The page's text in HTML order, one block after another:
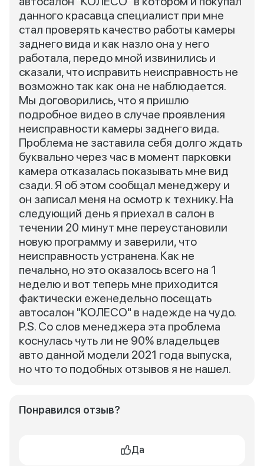
данного красавца специалист при мне
стал проверять качество работы камеры
заднего вида и как назло она у него
работала, передо мной извинились и
сказали, что исправить неисправность не
возможно так как она не наблюдается.
Мы договорились, что я пришлю
подробное видео в случае проявления
неисправности камеры заднего вида.
Проблема не заставила себя долго ждать
буквально через час в момент парковки
камера отказалась показывать мне вид
сзади. Я об этом сообщал менеджеру и
он записал меня на осмотр к технику. На
следующий день я приехал в салон в
течении 20 минут мне переустановили
новую программу и заверили, что
неисправность устранена. Как не
печально, но это оказалось всего на 1
неделю и вот теперь мне приходится
фактически еженедельно посещать
автосалон "КОЛЕСО" в надежде на чудо.
P.S. Со слов менеджера эта проблема
коснулась чуть ли не 90% владельцев
авто данной модели 2021 года выпуска,
но что то подобных отзывов я не нашел.
Понравился отзыв?
Да